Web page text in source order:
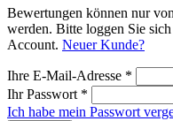
Bewertungen können nur
werden. Bitte loggen Sie
Account. Neuer Kunde?
Ihre E-Mail-Adresse *
Ihr Passwort *
Ich habe mein Passwort